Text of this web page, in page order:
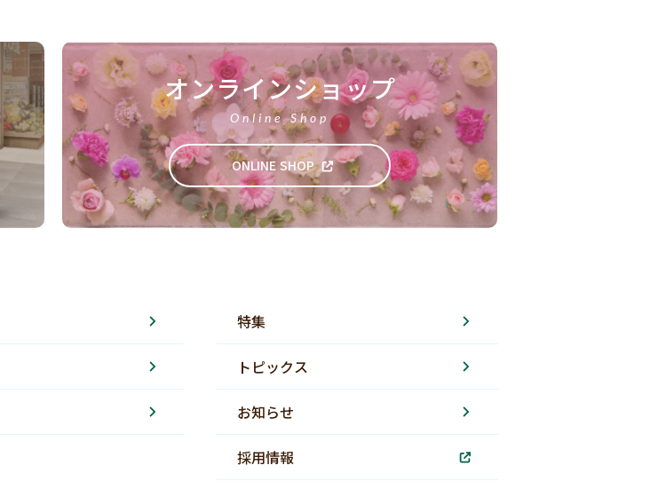
オンラインショップ
Online Shop
ONLINE SHOP
特集
トピックス
お知らせ
採用情報